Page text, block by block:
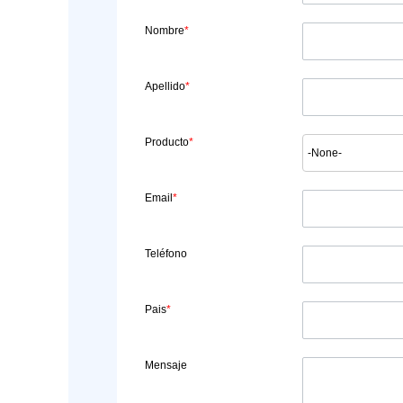
Nombre*
Apellido*
Producto*
Email *
Teléfono
Pais*
Mensaje